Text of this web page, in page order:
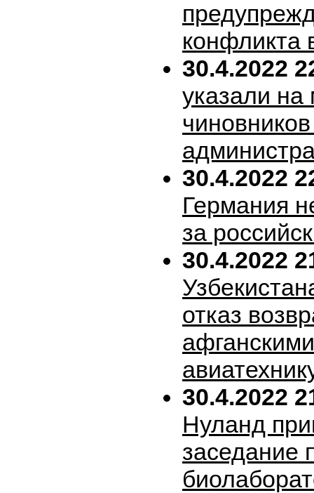
конфликта
30.4.2022
указали на
30.4.2022
Германия
за
30.4.2022
отказ
30.4.2022
Нуланд
заседание